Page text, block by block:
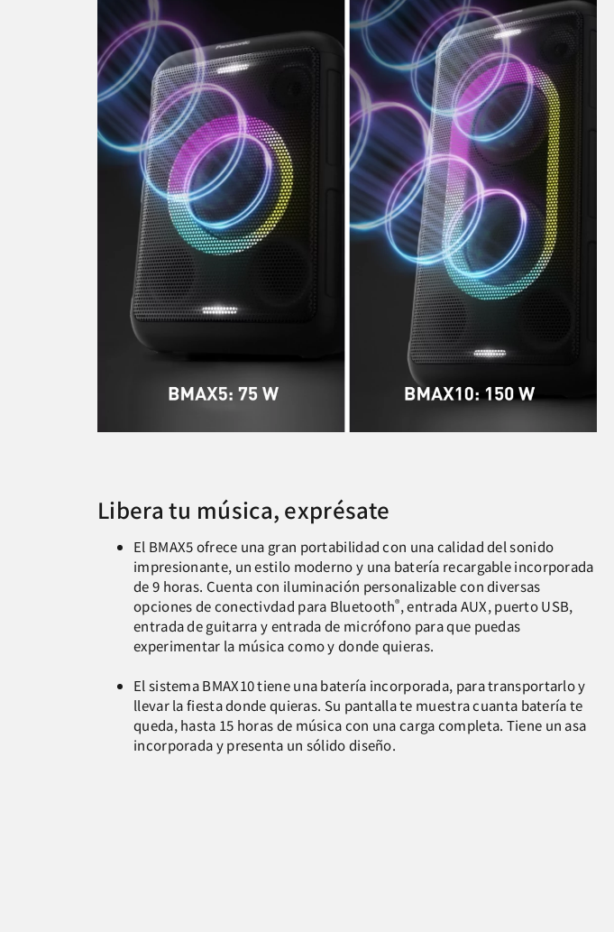
Libera tu música, exprésate
El BMAX5 ofrece una gran portabilidad con una calidad del sonido
impresionante, un estilo moderno y una batería recargable incorporada
de 9 horas. Cuenta con iluminación personalizable con diversas
opciones de conectivdad para Bluetooth®, entrada AUX, puerto USB,
entrada de guitarra y entrada de micrófono para que puedas
experimentar la música como y donde quieras.
El sistema BMAX10 tiene una batería incorporada, para transportarlo y
llevar la fiesta donde quieras. Su pantalla te muestra cuanta batería te
queda, hasta 15 horas de música con una carga completa. Tiene un asa
incorporada y presenta un sólido diseño.